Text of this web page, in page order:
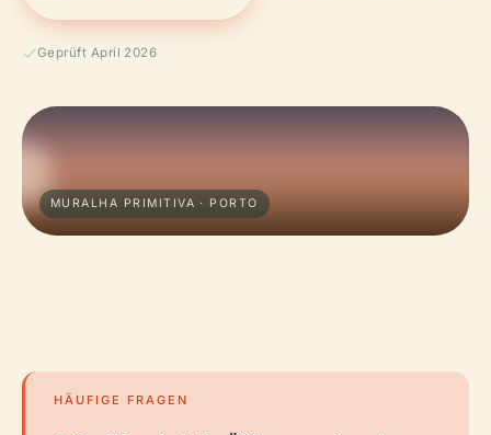
Geprüft April 2026
MURALHA PRIMITIVA · PORTO
HÄUFIGE FRAGEN